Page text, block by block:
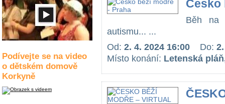
Podívejte se na video
o dětském domově
Korkyně
Česko
Běh na
autismu... ...
Od: 2. 4. 2024 16:00 Do:
Místo konání: Letenská